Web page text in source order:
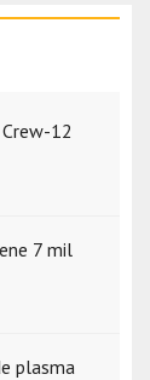
12
7 mil
plasma